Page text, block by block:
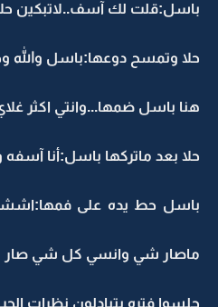
باسل:قلت لك آسف..لاتبكين
حلا وتمسح دوعها:باسل والله
هنا باسل ضمها...وانتي اكثر
حلا بعد ماتركها باسل:أنا آسفه
باسل حط يده على
ماصار شي وانسي كل شي صار
جلسوا فتره يتبادلون نظرات